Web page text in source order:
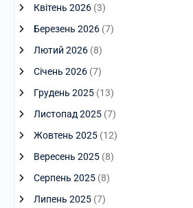
Квітень 2026(3)
Березень 2026(7)
Лютий 2026(8)
Січень 2026(7)
Грудень 2025(13)
Листопад 2025(7)
Жовтень 2025(12)
Вересень 2025(8)
Серпень 2025(8)
Липень 2025(7)